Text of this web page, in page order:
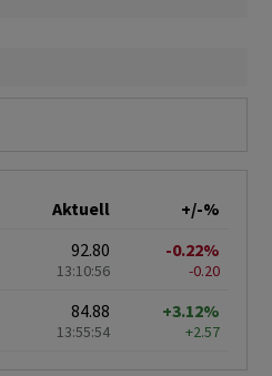
Aktuell
+/-%
92.80
13:10:56
-0.22%
-0.20
84.88
13:55:54
+3.12%
+2.57